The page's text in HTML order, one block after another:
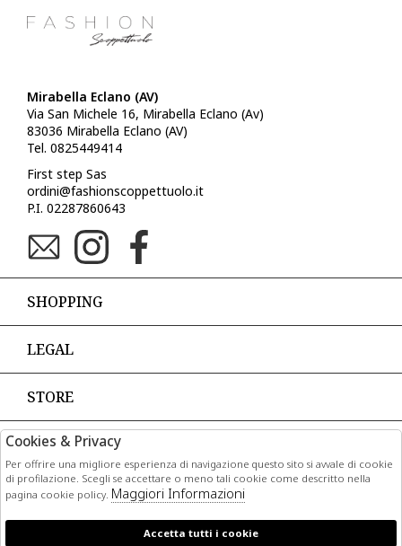
Mirabella Eclano (AV)
Via San Michele 16, Mirabella Eclano (Av)
83036 Mirabella Eclano (AV)
Tel. 0825449414
First step Sas
ordini@fashionscoppettuolo.it
P.I. 02287860643
SHOPPING
LEGAL
STORE
PAGAMENTI
Cookies & Privacy
Per offrire una migliore esperienza di navigazione questo sito si avvale di cookie
di profilazione. Scegli se accettare o meno tali cookie come descritto nella
pagina cookie policy. Maggiori Informazioni
Accetta tutti i cookie